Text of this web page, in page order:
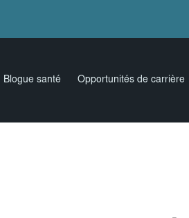
Blogue santé Opportunités de carrière